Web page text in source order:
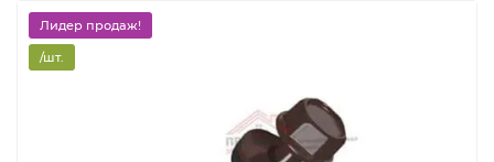
Лидер продаж!
/шт.